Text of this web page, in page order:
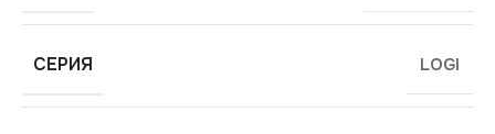
СЕРИЯ LOGI